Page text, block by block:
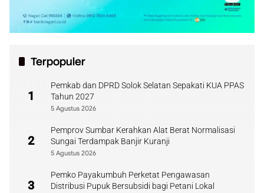
Terpopuler
1
Pemkab dan DPRD Solok Selatan Sepakati KUA PPAS
Tahun 2027
5 Agustus 2026
2
Pemprov Sumbar Kerahkan Alat Berat Normalisasi
Sungai Terdampak Banjir Kuranji
5 Agustus 2026
3
Pemko Payakumbuh Perketat Pengawasan
Distribusi Pupuk Bersubsidi bagi Petani Lokal